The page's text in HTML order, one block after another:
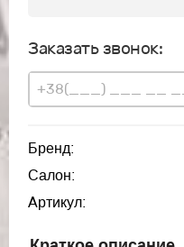
Заказать звонок:
Бренд:
Салон:
Артикул: